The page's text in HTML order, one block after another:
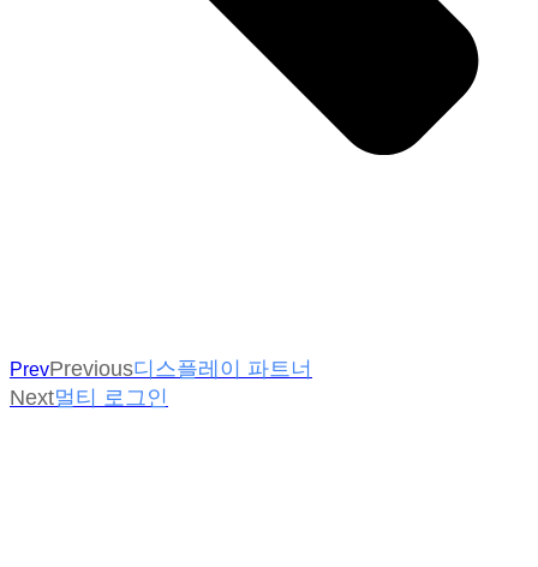
PrevPrevious디스플레이 파트너
Next멀티 로그인